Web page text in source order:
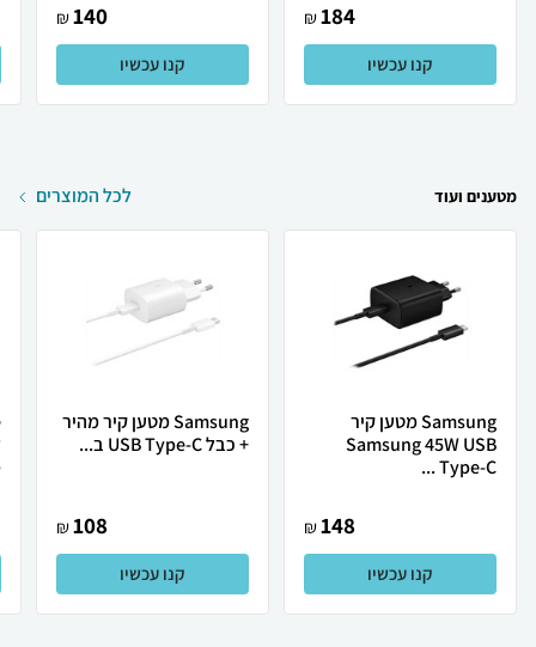
184
₪
קנו עכשיו
140
₪
קנו עכשיו
מטענים ועוד לכל המוצרים
Samsung מטען קיר
Samsung 45W USB
Type-C ...
148
₪
קנו עכשיו
Samsung מטען קיר מהיר
+ כבל USB Type-C ב...
108
₪
קנו עכשיו